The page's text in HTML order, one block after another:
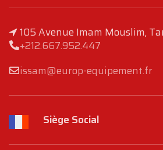
105 Avenue Imam Mouslim,
+212.667.952.447
issam@europ-equipement.fr
Siège Social